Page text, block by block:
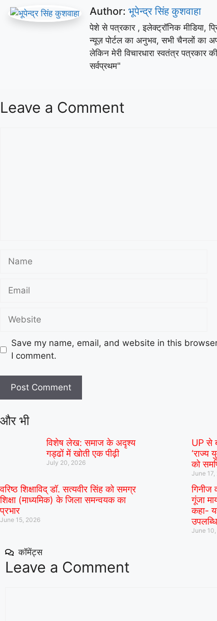
Author: भूपेन्द्र सिंह कुशवाहा
पेशे से पत्रकार , इलेक्ट्रॉनिक मीडिया,
न्यूज़ पोर्टल का अनुभव, सभी चैनलों का
लेकिन मेरी विचारधारा स्वतंत्र पत्रकार
सर्वप्रथम"
Leave a Comment
Save my name, email, and website in this
I comment.
और भी
विशेष लेख: समाज के अदृश्य
गड्ढों में खोती एक पीढ़ी
July 20, 2026
UP से
‘राज्य
को
June
वरिष्ठ शिक्षाविद् डॉ. सत्यवीर सिंह को समग्र
शिक्षा (माध्यमिक) के जिला समन्वयक का
प्रभार
June 15, 2026
गिनीज
गूंजा
कहा-
उपलब्धि
June
कॉमेंट्स
Leave a Comment